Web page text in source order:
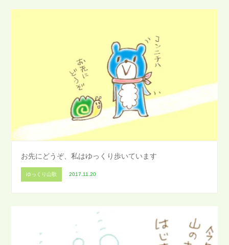
お先にどうぞ、私はゆっくり歩いています
ゆっくり山歌 2017.11.20